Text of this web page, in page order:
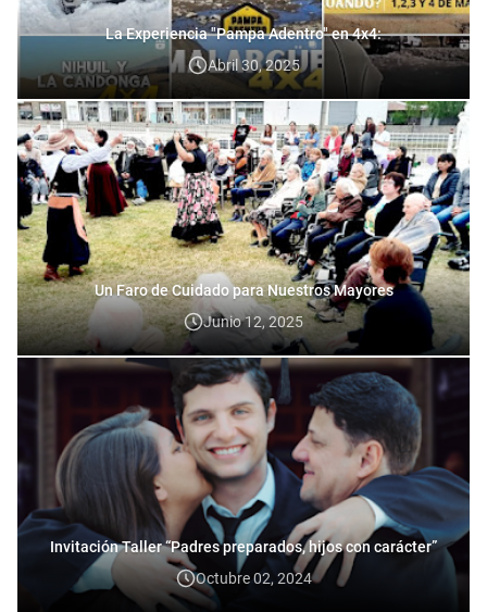
La Experiencia "Pampa Adentro" en 4x4:
Abril 30, 2025
Un Faro de Cuidado para Nuestros Mayores
Junio 12, 2025
Invitación Taller “Padres preparados, hijos con carácter”
Octubre 02, 2024